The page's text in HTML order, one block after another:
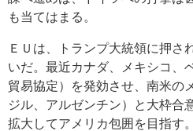
も当てはまる。
ＥＵは、トランプ大統領に押さ
いだ。最近カナダ、メキシコ、
貿易協定）を発効させ、南米の
ジル、アルゼンチン）と大枠合
拡大してアメリカ包囲を目指す